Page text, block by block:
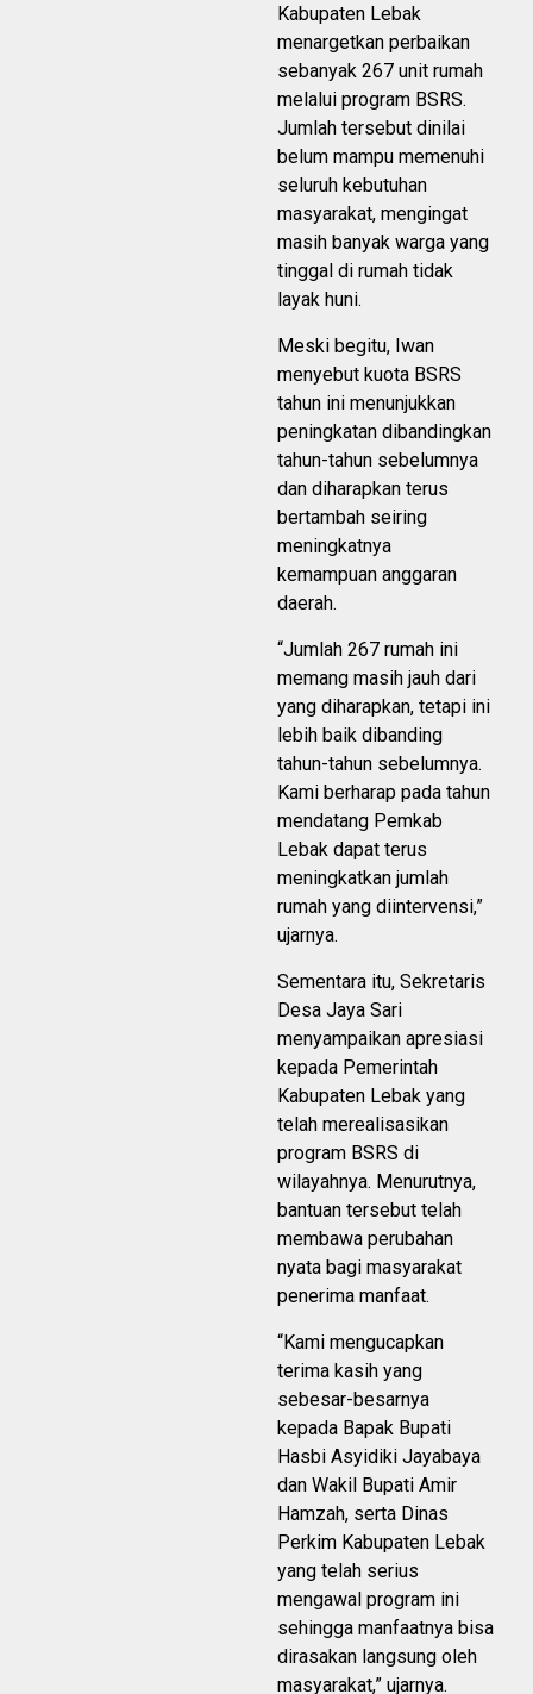
Kabupaten Lebak
menargetkan perbaikan
sebanyak 267 unit rumah
melalui program BSRS.
Jumlah tersebut dinilai
belum mampu memenuhi
seluruh kebutuhan
masyarakat, mengingat
masih banyak warga yang
tinggal di rumah tidak
layak huni.
Meski begitu, Iwan
menyebut kuota BSRS
tahun ini menunjukkan
peningkatan dibandingkan
tahun-tahun sebelumnya
dan diharapkan terus
bertambah seiring
meningkatnya
kemampuan anggaran
daerah.
“Jumlah 267 rumah ini
memang masih jauh dari
yang diharapkan, tetapi ini
lebih baik dibanding
tahun-tahun sebelumnya.
Kami berharap pada tahun
mendatang Pemkab
Lebak dapat terus
meningkatkan jumlah
rumah yang diintervensi,”
ujarnya.
Sementara itu, Sekretaris
Desa Jaya Sari
menyampaikan apresiasi
kepada Pemerintah
Kabupaten Lebak yang
telah merealisasikan
program BSRS di
wilayahnya. Menurutnya,
bantuan tersebut telah
membawa perubahan
nyata bagi masyarakat
penerima manfaat.
“Kami mengucapkan
terima kasih yang
sebesar-besarnya
kepada Bapak Bupati
Hasbi Asyidiki Jayabaya
dan Wakil Bupati Amir
Hamzah, serta Dinas
Perkim Kabupaten Lebak
yang telah serius
mengawal program ini
sehingga manfaatnya bisa
dirasakan langsung oleh
masyarakat,” ujarnya.